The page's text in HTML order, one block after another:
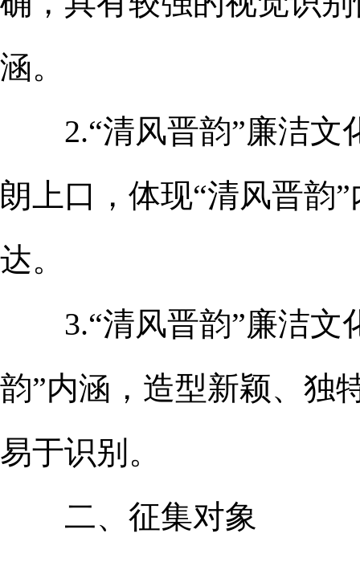
涵。
2.“清风晋韵”廉洁文
朗上口，体现“清风晋韵
达。
3.“清风晋韵”廉洁文
韵”内涵，造型新颖、独
易于识别。
二、征集对象